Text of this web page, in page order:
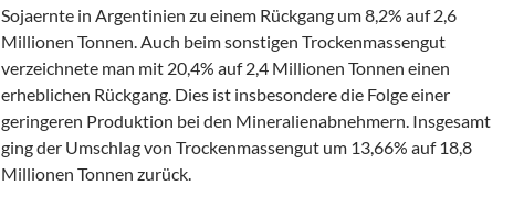
Sojaernte in Argentinien zu einem Rückgang um 8,2% auf 2,6
Millionen Tonnen. Auch beim sonstigen Trockenmassengut
verzeichnete man mit 20,4% auf 2,4 Millionen Tonnen einen
erheblichen Rückgang. Dies ist insbesondere die Folge einer
geringeren Produktion bei den Mineralienabnehmern. Insgesamt
ging der Umschlag von Trockenmassengut um 13,66% auf 18,8
Millionen Tonnen zurück.